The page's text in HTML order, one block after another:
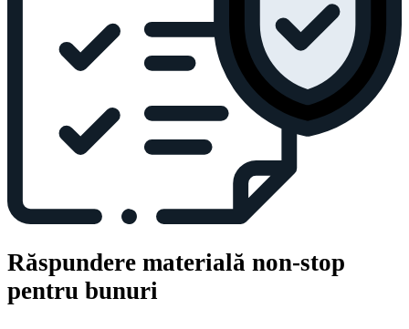
Răspundere materială non-stop
pentru bunuri